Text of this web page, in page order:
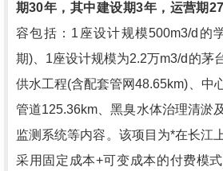
期30年，其中建设期3年，运营期
容包括：1座设计规模500m3/d的
期)、1座设计规模为2.2万m3/d的茅
供水工程(含配套管网48.65km)、中
管道125.36km、黑臭水体治理清淤
监测系统等内容。该项目为*在长江
采用固定成本+可变成本的付费模